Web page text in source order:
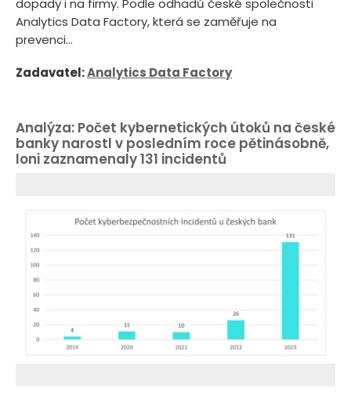
dopady i na firmy. Podle odhadů české společnosti
Analytics Data Factory, která se zaměřuje na
prevenci...
Zadavatel:Analytics Data Factory
Analýza: Počet kybernetických útoků na české
banky narostl v posledním roce pětinásobně,
loni zaznamenaly 131 incidentů